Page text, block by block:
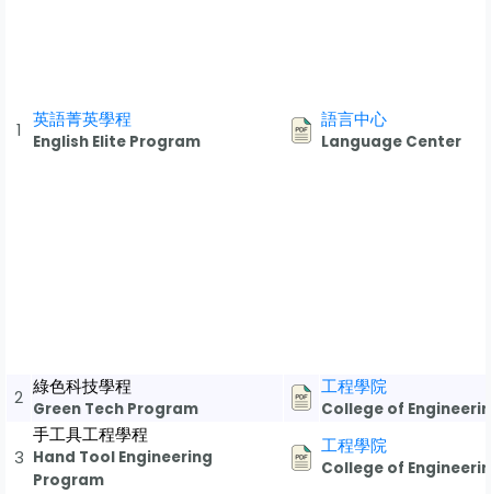
1 英語菁英學程
English Elite Program
語言中心
Language Center
2 綠色科技學程
Green Tech Program
工程學院
College of
3
手工具工程學程
Hand Tool Engineering
Program
工程學院
College of